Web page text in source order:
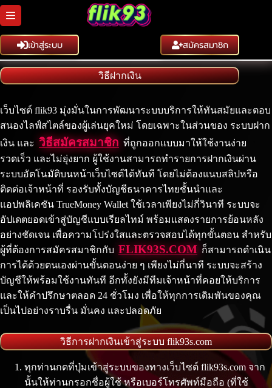
Skip
to
content
เข้าสู่ระบบ สมัครสมาชิก
วิธีฝากเงิน
เว็บไซต์ flik93 มุ่งมั่นในการพัฒนาระบบบริการให้ทันสมัยและตอบ
สนองไลฟ์สไตล์ของผู้เล่นยุคใหม่ โดยเฉพาะในส่วนของ ระบบฝาก
เงิน และ วิธีสมัครสมาชิก ที่ถูกออกแบบมาให้ใช้งานง่าย
รวดเร็ว และไม่ยุ่งยาก ผู้ใช้งานสามารถทำรายการฝากเงินผ่าน
ระบบอัตโนมัติบนหน้าเว็บไซต์ได้ทันที โดยไม่ต้องแนบสลิปหรือ
ติดต่อเจ้าหน้าที่ รองรับทั้งบัญชีธนาคารไทยชั้นนำและ
แอปพลิเคชัน TrueMoney Wallet ใช้เวลาเพียงไม่กี่วินาที ระบบจะ
อัปเดตยอดเข้าสู่บัญชีแบบเรียลไทม์ พร้อมแสดงรายการย้อนหลัง
อย่างชัดเจน เพื่อความโปร่งใสและตรวจสอบได้ทุกขั้นตอน สำหรับ
ผู้ที่ต้องการสมัครสมาชิกกับ FLIK93S.COM ก็สามารถดำเนิน
การได้ด้วยตนเองผ่านขั้นตอนง่าย ๆ เพียงไม่กี่นาที ระบบจะสร้าง
บัญชีให้พร้อมใช้งานทันที อีกทั้งยังมีทีมเจ้าหน้าที่คอยให้บริการ
และให้คำปรึกษาตลอด 24 ชั่วโมง เพื่อให้ทุกการเดิมพันของคุณ
เป็นไปอย่างราบรื่น มั่นคง และปลอดภัย
วิธีการฝากเงินเข้าสู่ระบบ flik93s.com
ทุกท่านกดที่ปุ่มเข้าสู่ระบบของทางเว็บไซต์ flik93s.com จาก
นั้นให้ท่านกรอกชื่อผู้ใช้ หรือเบอร์โทรศัพท์มือถือ (ที่ใช้